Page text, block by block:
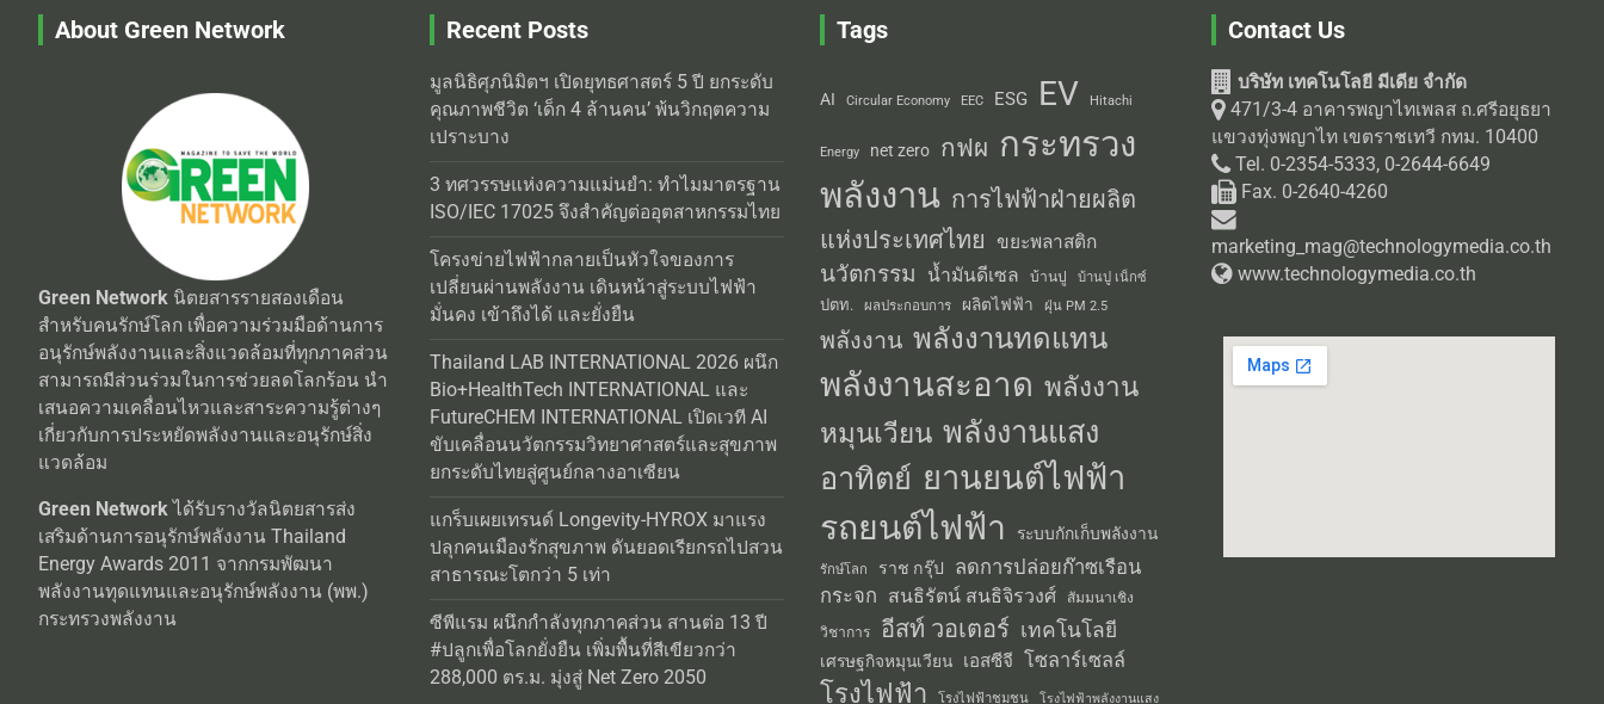
Green Networkนิตยสารรายสองเดือน
สำหรับคนรักษ์โลก เพื่อความร่วมมือด้านการ
อนุรักษ์พลังงานและสิ่งแวดล้อมที่ทุกภาคส่วน
สามารถมีส่วนร่วมในการช่วยลดโลกร้อน นำ
เสนอความเคลื่อนไหวและสาระความรู้ต่างๆ
เกี่ยวกับการประหยัดพลังงานและอนุรักษ์สิ่ง
แวดล้อม
Green Network
เสริมด้านการอนุรักษ์พลังงาน Thailand
Energy Awards 2011 จากกรมพัฒนา
พลังงานทุดแทนและอนุรักษ์พลังงาน (พพ.)
กระทรวงพลังงาน
มูลนิธิศุภนิมิตฯ เปิดยุทธศาสตร์ 5 ปี ยกระดับ
คุณภาพชีวิต ‘เด็ก 4 ล้านคน’ พ้นวิกฤตความ
เปราะบาง
3 ทศวรรษแห่งความแม่นยำ: ทำไมมาตรฐาน
ISO/IEC 17025 จึงสำคัญต่ออุตสาหกรรมไทย
โครงข่ายไฟฟ้ากลายเป็นหัวใจของการ
เปลี่ยนผ่านพลังงาน เดินหน้าสู่ระบบไฟฟ้า
มั่นคง เข้าถึงได้ และยั่งยืน
Thailand LAB INTERNATIONAL 2026 ผนึก
Bio+HealthTech INTERNATIONAL และ
FutureCHEM INTERNATIONAL เปิดเวที AI
ขับเคลื่อนนวัตกรรมวิทยาศาสตร์และสุขภาพ
ยกระดับไทยสู่ศูนย์กลางอาเซียน
แกร็บเผยเทรนด์ Longevity-HYROX มาแรง
ปลุกคนเมืองรักสุขภาพ ดันยอดเรียกรถไปสวน
สาธารณะโตกว่า 5 เท่า
ซีพีแรม ผนึกกำลังทุกภาคส่วน สานต่อ 13 ปี
#ปลูกเพื่อโลกยั่งยืน เพิ่มพื้นที่สีเขียวกว่า
288,000 ตร.ม. มุ่งสู่ Net Zero 2050
กฟผ กระทรวง
พลังงาน
การไฟฟ้าฝ่ายผลิต
แห่งประเทศไทย ขยะพลาสติก
นวัตกรรม น้ำมันดีเซล บ้านปู บ้านปู เน็กซ์
ปตท. ผลประกอบการ ผลิตไฟฟ้า ฝุ่น PM 2.5
พลังงาน พลังงานทดแทน
พลังงานสะอาด พลังงาน
หมุนเวียน พลังงานแสง
อาทิตย์ ยานยนต์ไฟฟ้า
รถยนต์ไฟฟ้า
รักษ์โลก ราช กรุ๊ป ลดการปล่อยก๊าซเรือน
กระจก
สนธิรัตน์ สนธิจิรวงศ์ สัมมนาเชิง
วิชาการ อีสท์ วอเตอร์ เทคโนโลยี
เศรษฐกิจหมุนเวียน เอสซีจี โซลาร์เซลล์
โรงไฟฟ้า โรงไฟฟ้าชุมชน
โรงไฟฟ้าพลังงานแสง
อาทิตย์
471/3-4 อาคารพญาไทเพลส ถ.ศรีอยุธยา
แขวงทุ่งพญาไท เขตราชเทวี กทม. 10400
Tel. 0-2354-5333, 0-2644-6649
Fax. 0-2640-4260
marketing_mag@technologymedia.co.th
www.technologymedia.co.th